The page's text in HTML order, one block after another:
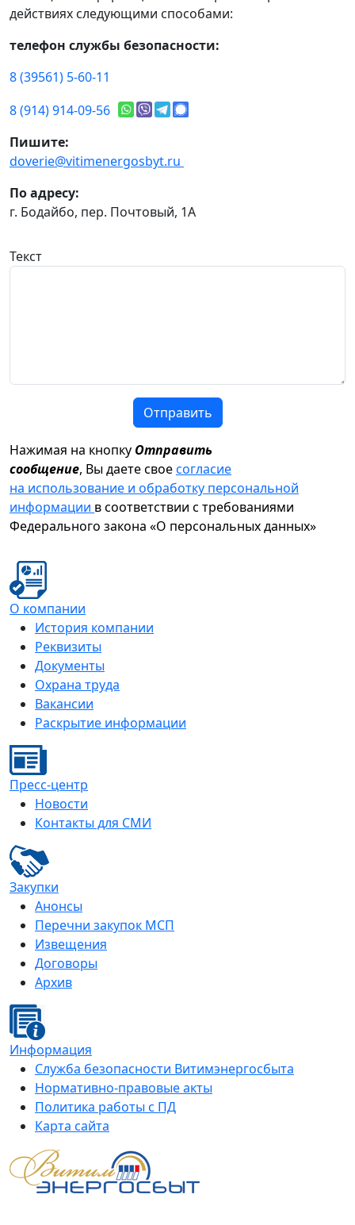
действиях следующими способами:
телефон службы безопасности:
8 (39561) 5-60-11
8 (914) 914-09-56
Пишите:
doverie@vitimenergosbyt.ru
По адресу:
г. Бодайбо, пер. Почтовый, 1А
Текст
Отправить
Нажимая на кнопку Отправить
сообщение, Вы даете своесогласие
на использование и обработку персональной
информации в соответствии с требованиями
Федерального закона «О персональных данных»
О компании
История компании
Реквизиты
Документы
Охрана труда
Вакансии
Раскрытие информации
Пресс-центр
Новости
Контакты для СМИ
Закупки
Анонсы
Перечни закупок МСП
Извещения
Договоры
Архив
Информация
Служба безопасности Витимэнергосбыта
Нормативно-правовые акты
Политика работы с ПД
Карта сайта